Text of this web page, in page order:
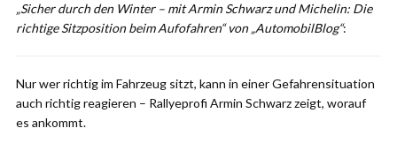
„Sicher durch den Winter – mit Armin Schwarz und Michelin: Die
richtige Sitzposition beim Aufofahren“ von „AutomobilBlog“:
Nur wer richtig im Fahrzeug sitzt, kann in einer Gefahrensituation
auch richtig reagieren – Rallyeprofi Armin Schwarz zeigt, worauf
es ankommt.